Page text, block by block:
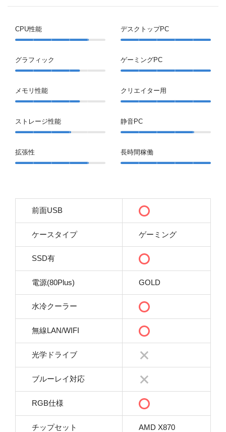
CPU性能
グラフィック
メモリ性能
ストレージ性能
拡張性
デスクトップPC
ゲーミングPC
クリエイター用
静音PC
長時間稼働
前面USB
ケースタイプ ゲーミング
SSD有
電源(80Plus) GOLD
水冷クーラー
無線LAN/WIFI
光学ドライブ
ブルーレイ対応
RGB仕様
チップセット AMD X870